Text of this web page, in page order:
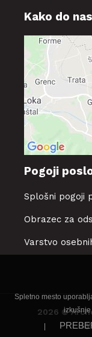
Kako do
Pogoji
Splošni pogoji
Obrazec za
Varstvo
2026 ©
Spletno mesto
izkušnje